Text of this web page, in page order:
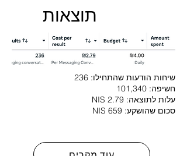
תוצאות
שיחות הודעות שהתחילו: 236
חשיפה: 101,340
עלות לתוצאה: 2.79 NIS
סכום שהושקע: 659 NIS